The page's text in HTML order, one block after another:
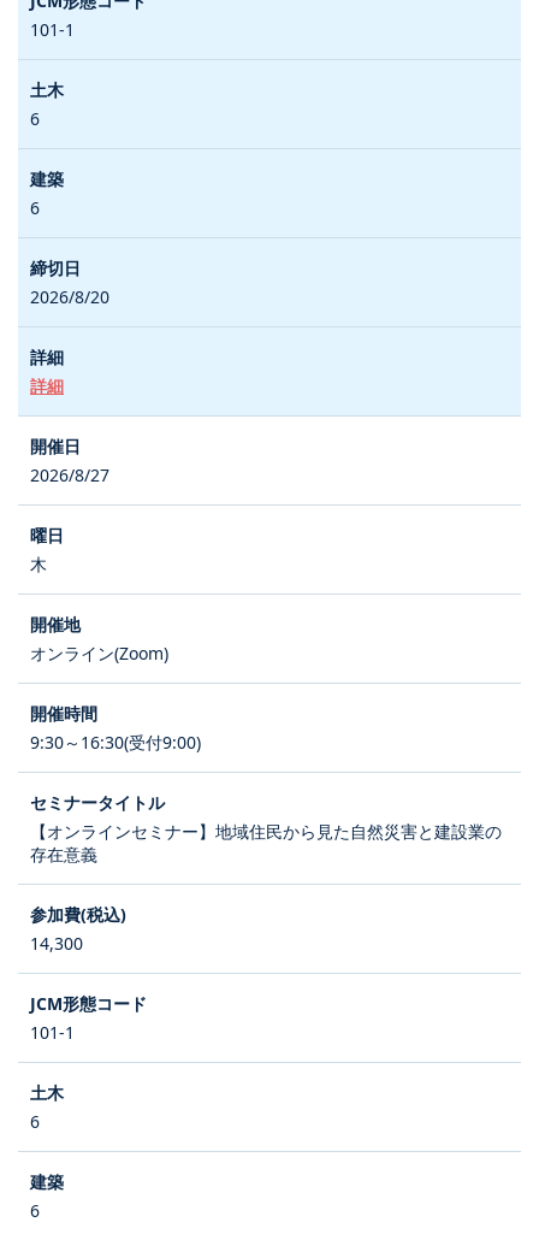
101-1
6
6
2026/8/20
詳細
2026/8/27
木
オンライン(Zoom)
9:30～16:30(受付9:00)
【オンラインセミナー】地域住民から見た自然災害と建設業の
存在意義
14,300
101-1
6
6